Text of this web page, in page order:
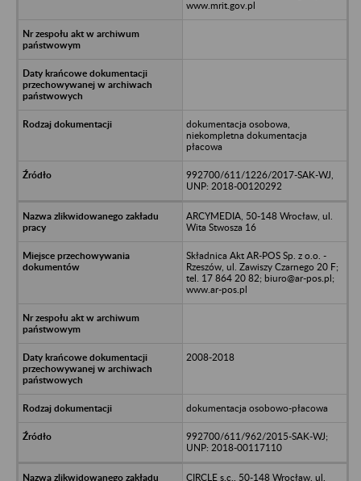
www.mrit.gov.pl
dokumentacja osobowa,
niekompletna dokumentacja
płacowa
992700/611/1226/2017-SAK-WJ,
UNP: 2018-00120292
ARCYMEDIA, 50-148 Wrocław, ul.
Wita Stwosza 16
Składnica Akt AR-POS Sp. z o.o. -
Rzeszów, ul. Zawiszy Czarnego 20 F;
tel. 17 864 20 82; biuro@ar-pos.pl;
www.ar-pos.pl
2008-2018
dokumentacja osobowo-płacowa
992700/611/962/2015-SAK-WJ;
UNP: 2018-00117110
CIRCLE s.c., 50-148 Wrocław, ul.